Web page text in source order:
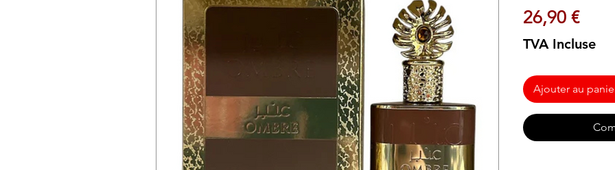
26,90 €Prix
TVA Incluse
Ajouter au